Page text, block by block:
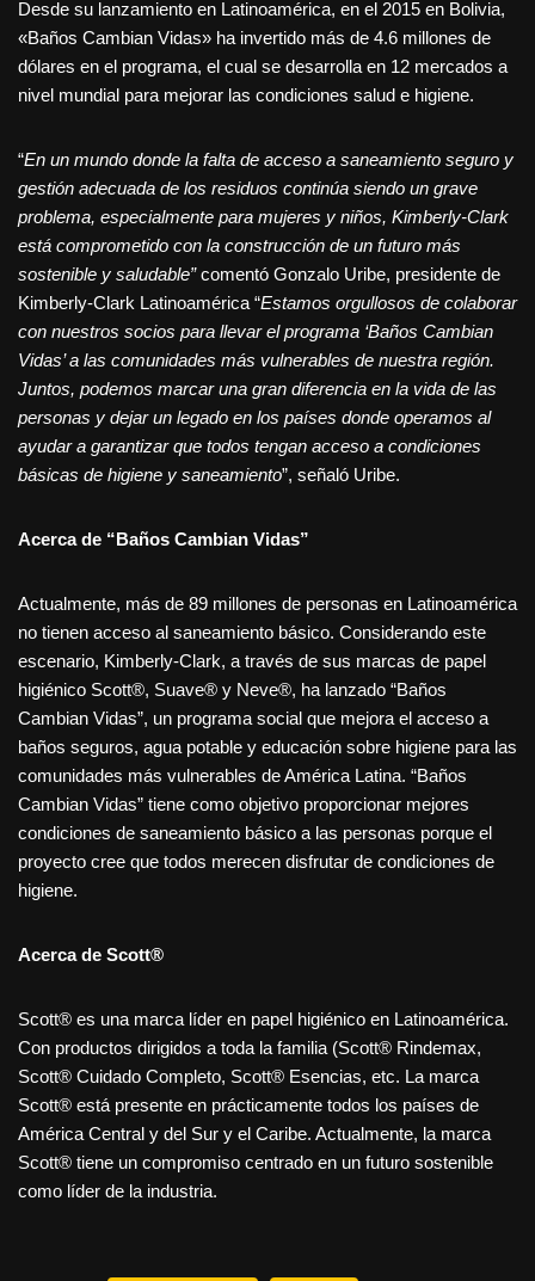
Desde su lanzamiento en Latinoamérica, en el 2015 en Bolivia,
«Baños Cambian Vidas» ha invertido más de 4.6 millones de
dólares en el programa, el cual se desarrolla en 12 mercados a
nivel mundial para mejorar las condiciones salud e higiene.
“En un mundo donde la falta de acceso a saneamiento seguro y
gestión adecuada de los residuos continúa siendo un grave
problema, especialmente para mujeres y niños, Kimberly-Clark
está comprometido con la construcción de un futuro más
sostenible y saludable”comentó Gonzalo Uribe, presidente de
Kimberly-Clark Latinoamérica “Estamos orgullosos de colaborar
con nuestros socios para llevar el programa ‘Baños Cambian
Vidas’ a las comunidades más vulnerables de nuestra región.
Juntos, podemos marcar una gran diferencia en la vida de las
personas y dejar un legado en los países donde operamos al
ayudar a garantizar que todos tengan acceso a condiciones
básicas de higiene y saneamiento”, señaló Uribe.
Acerca de “Baños Cambian Vidas”
Actualmente, más de 89 millones de personas en Latinoamérica
no tienen acceso al saneamiento básico. Considerando este
escenario, Kimberly-Clark, a través de sus marcas de papel
higiénico Scott®, Suave® y Neve®, ha lanzado “Baños
Cambian Vidas”, un programa social que mejora el acceso a
baños seguros, agua potable y educación sobre higiene para las
comunidades más vulnerables de América Latina. “Baños
Cambian Vidas” tiene como objetivo proporcionar mejores
condiciones de saneamiento básico a las personas porque el
proyecto cree que todos merecen disfrutar de condiciones de
higiene.
Acerca de Scott®
Scott® es una marca líder en papel higiénico en Latinoamérica.
Con productos dirigidos a toda la familia (Scott® Rindemax,
Scott® Cuidado Completo, Scott® Esencias, etc. La marca
Scott® está presente en prácticamente todos los países de
América Central y del Sur y el Caribe. Actualmente, la marca
Scott® tiene un compromiso centrado en un futuro sostenible
como líder de la industria.